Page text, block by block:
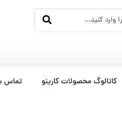
کاتالوگ محصولات کارینو تماس